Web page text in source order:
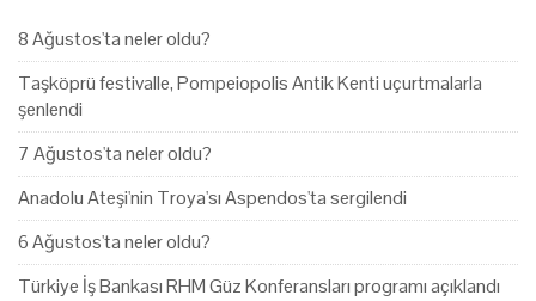
8 Ağustos'ta neler oldu?
Taşköprü festivalle, Pompeiopolis Antik Kenti uçurtmalarla
şenlendi
7 Ağustos'ta neler oldu?
Anadolu Ateşi'nin Troya'sı Aspendos'ta sergilendi
6 Ağustos'ta neler oldu?
Türkiye İş Bankası RHM Güz Konferansları programı açıklandı